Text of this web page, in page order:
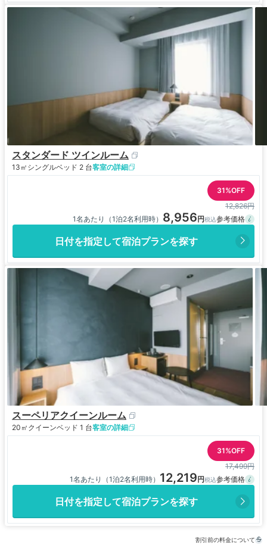
スタンダード ツインルーム
13㎡ シングルベッド 2 台客室の詳細
31%OFF
12,826円
1名あたり（1泊2名利用時） 8,956
日付を指定して宿泊プランを探す
スーペリアクイーンルーム
20㎡ クイーンベッド 1 台客室の詳細
31%OFF
17,499円
1名あたり（1泊2名利用時） 12,219
日付を指定して宿泊プランを探す
割引前の料金について